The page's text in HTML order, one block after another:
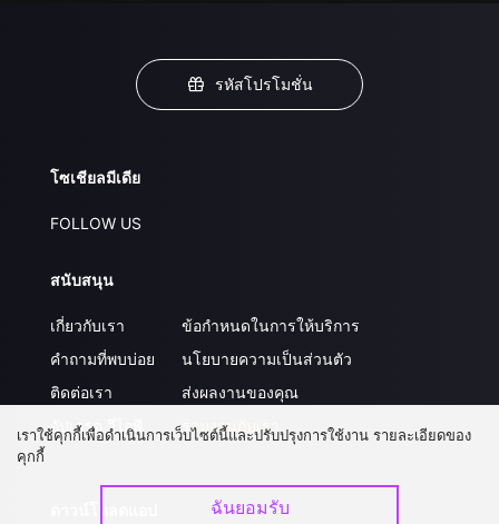
รหัสโปรโมชั่น
โซเชียลมีเดีย
FOLLOW US
สนับสนุน
เกี่ยวกับเรา
คำถามที่พบบ่อย
ติดต่อเรา
อัปเกรด วีไอพี
ข้อกำหนดในการให้บริการ
นโยบายความเป็นส่วนตัว
ส่งผลงานของคุณ
ร่วมงานกับเรา
เราใช้คุกกี้เพื่อดำเนินการเว็บไซต์นี้และปรับปรุงการใช้งาน รายละเอียดของ
คุกกี้
ฉันยอมรับ